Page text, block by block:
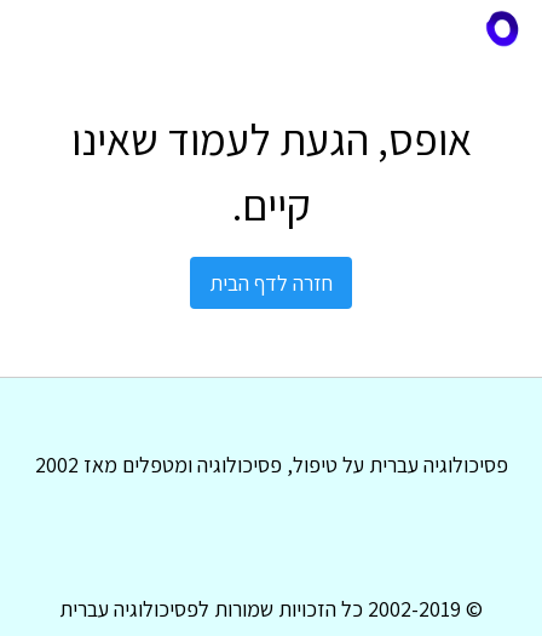
אופס, הגעת לעמוד שאינו
קיים.
חזרה לדף הבית
פסיכולוגיה עברית על טיפול, פסיכולוגיה ומטפלים מאז 2002
© 2002-2019 כל הזכויות שמורות לפסיכולוגיה עברית